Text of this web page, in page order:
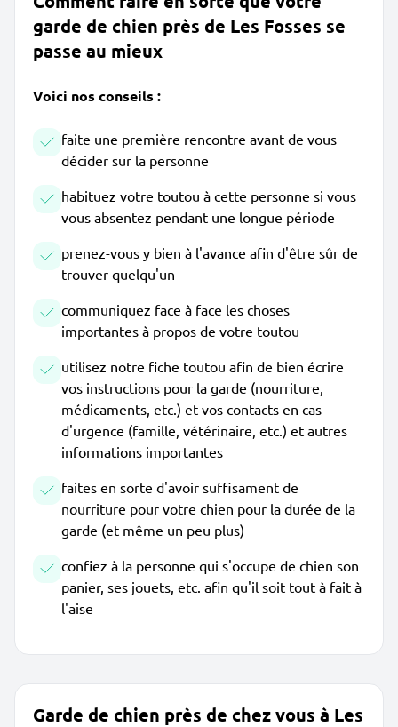
garde de chien près de Les Fosses se
passe au mieux
Voici nos conseils :
faite une première rencontre avant de vous
décider sur la personne
habituez votre toutou à cette personne si vous
vous absentez pendant une longue période
prenez-vous y bien à l'avance afin d'être sûr de
trouver quelqu'un
communiquez face à face les choses
importantes à propos de votre toutou
utilisez notre fiche toutou afin de bien écrire
vos instructions pour la garde (nourriture,
médicaments, etc.) et vos contacts en cas
d'urgence (famille, vétérinaire, etc.) et autres
informations importantes
faites en sorte d'avoir suffisament de
nourriture pour votre chien pour la durée de la
garde (et même un peu plus)
confiez à la personne qui s'occupe de chien son
panier, ses jouets, etc. afin qu'il soit tout à fait à
l'aise
Garde de chien près de chez vous à Les